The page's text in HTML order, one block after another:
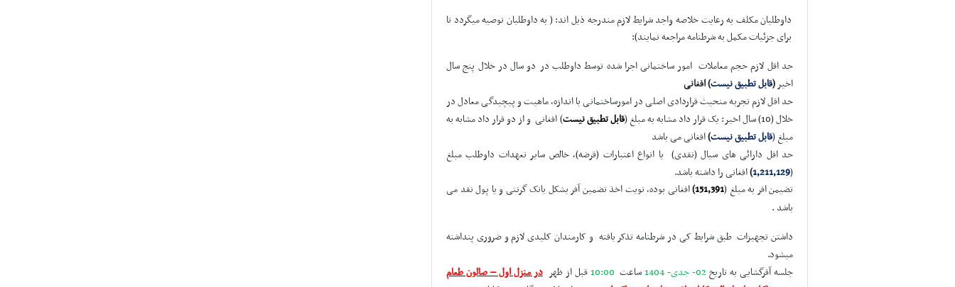
داوطلبان مکلف به رعایت خلاصه واجد شرایط لازم مندرجه ذیل اند: ( به داوطلبان توصیه میگردد تا
برای جزئیات مکمل به شرطنامه مراجعه نمایند):
حد اقل لازم حجم معاملات امور ساختمانی اجرا شده توسط داوطلب در دو سال در خلال پنج سال
اخیر(قابل تطبیق نیست) افغانی
حد اقل لازم تجربه منحیث قراردادی اصلی در امورساختمانی با اندازه، ماهیت و پیچیدگی معادل در
خلال (10) سال اخیر: یک قرار داد مشابه به مبلغ (
قابل تطبیق نیست)افغانی و از دو قرار داد مشابه به
مبلغ (قابل تطبیق نیست)افغانی می باشد
حد اقل دارائی های سیال (نقدی) یا انواع اعتبارات (قرضه)، خالص سایر تعهدات داوطلب مبلغ
(
1,211,129
)افغانی را داشته باشد.
تضیمن افر به مبلغ (151,391
)افغانی بوده، نویت اخذ تضمین آفر بشکل بانک گرنتی و یا پول نقد می
باشد .
داشتن تجهیزات طبق شرایط کی در شرطنامه تذکر یافته و کارمندان کلیدی لازم و ضروری پنداشته
میشود.
جلسه آفرگشایی به تاریخ 02- جدی- 1404 ساعت 10:00قبل از ظهردر منزل اول – صالون طعام